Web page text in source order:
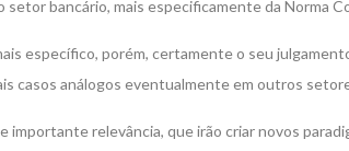
setor bancário, mais especificamente da Norma
específico, porém, certamente o seu
casos análogos eventualmente em outros
importante relevância, que irão criar novos